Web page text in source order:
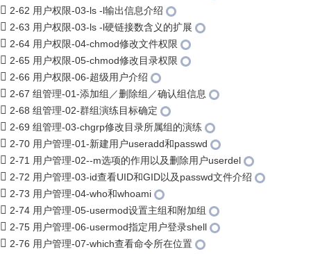
2-62 用户权限-03-ls -l输出信息介绍
2-63 用户权限-03-ls -l硬链接数含义的扩展
2-64 用户权限-04-chmod修改文件权限
2-65 用户权限-05-chmod修改目录权限
2-66 用户权限-06-超级用户介绍
2-67 组管理-01-添加组／删除组／确认组信息
2-68 组管理-02-群组演练目标确定
2-69 组管理-03-chgrp修改目录所属组的演练
2-70 用户管理-01-新建用户useradd和passwd
2-71 用户管理-02--m选项的作用以及删除用户userdel
2-72 用户管理-03-id查看UID和GID以及passwd文件介绍
2-73 用户管理-04-who和whoami
2-74 用户管理-05-usermod设置主组和附加组
2-75 用户管理-06-usermod指定用户登录shell
2-76 用户管理-07-which查看命令所在位置